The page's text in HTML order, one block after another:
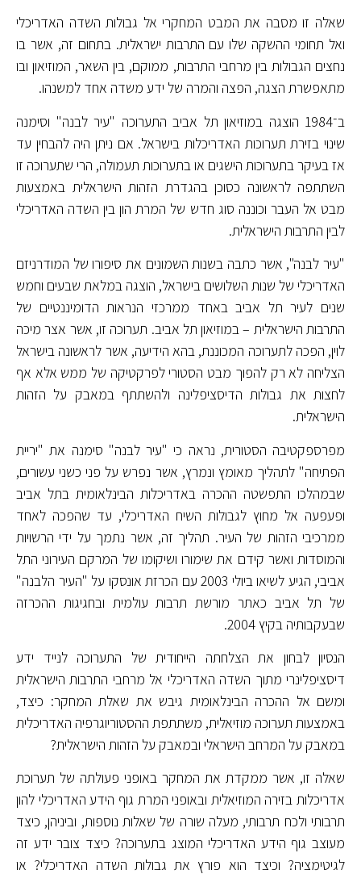
שאלה זו מסבה את המבט המחקרי אל גבולות השדה האדריכלי
ואל תחומי ההשקה שלו עם התרבות ישראלית. בתחום זה, אשר בו
נחצים הגבולות בין מרחבי התרבות, ממוקם, בין השאר, המוזיאון ובו
מתאפשרת הצגה, הפצה והמרה של ידע משדה אחד למשנהו.
ב־1984 הוצגה במוזיאון תל אביב התערוכה "עיר לבנה" וסימנה
שינוי בזירת תערוכות האדריכלות בישראל. אם ניתן היה להבחין עד
אז בעיקר בתערוכות הישגים או בתערוכות תעמולה, הרי שתערוכה זו
השתתפה לראשונה כסוכן בהגדרת הזהות הישראלית באמצעות
מבט אל העבר וכוננה סוג חדש של המרת הון בין השדה האדריכלי
לבין התרבות הישראלית.
"עיר לבנה", אשר כתבה בשנות השמונים את סיפורו של המודרניזם
האדריכלי של שנות השלושים בישראל, הוצגה במלאת שבעים וחמש
שנים לעיר תל אביב באחד ממרכזי הנראות הדומיננטיים של
התרבות הישראלית – במוזיאון תל אביב. תערוכה זו, אשר אצר מיכה
לוין, הפכה לתערוכה המכוננת, בהא הידיעה, אשר לראשונה בישראל
הצליחה לא רק להפוך מבט הסטורי לפרקטיקה של ממש אלא אף
לחצות את גבולות הדיסציפלינה ולהשתתף במאבק על הזהות
הישראלית.
מפרספקטיבה הסטורית, נראה כי "עיר לבנה" סימנה את "יריית
הפתיחה" לתהליך מאומץ ונמרץ, אשר נפרש על פני כשני עשורים,
שבמהלכו התפשטה ההכרה באדריכלות הבינלאומית בתל אביב
ופעפעה אל מחוץ לגבולות השיח האדריכלי, עד שהפכה לאחד
ממרכיבי הזהות של העיר. תהליך זה, אשר נתמך על ידי הרשויות
והמוסדות ואשר קידם את שימורו ושיקומו של המרקם העירוני התל
אביבי, הגיע לשיאו ביולי 2003 עם הכרזת אונסקו על "העיר הלבנה"
של תל אביב כאתר מורשת תרבות עולמית ובחגיגות ההכרזה
שבעקבותיה בקיץ 2004.
הנסיון לבחון את הצלחתה הייחודית של התערוכה לנייד ידע
דיסציפלינרי מתוך השדה האדריכלי אל מרחבי התרבות הישראלית
ומשם אל ההכרה הבינלאומית גיבש את שאלת המחקר: כיצד,
באמצעות תערוכה מוזיאלית, משתתפת ההסטוריוגרפיה האדריכלית
במאבק על המרחב הישראלי ובמאבק על הזהות הישראלית?
שאלה זו, אשר ממקדת את המחקר באופני פעולתה של תערוכת
אדריכלות בזירה המוזיאלית ובאופני המרת גוף הידע האדריכלי להון
תרבותי ולכח תרבותי, מעלה שורה של שאלות נוספות, וביניהן, כיצד
מעוצב גוף הידע האדריכלי המוצג בתערוכה? כיצד צובר ידע זה
לגיטימציה? וכיצד הוא פורץ את גבולות השדה האדריכלי? או